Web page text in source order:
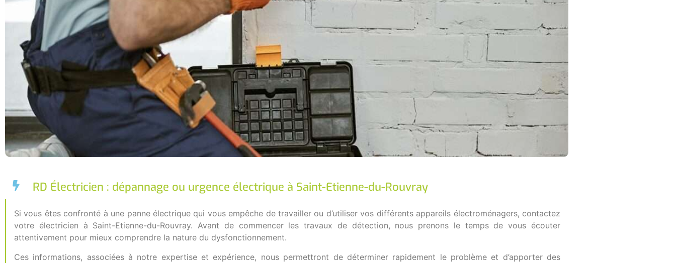
RD Électricien : dépannage ou urgence électrique à Saint-Etienne-du-Rouvray
Si vous êtes confronté à une panne électrique qui vous empêche de travailler ou d’utiliser vos différents appareils électroménagers, contactez
votre électricien à Saint-Etienne-du-Rouvray. Avant de commencer les travaux de détection, nous prenons le temps de vous écouter
attentivement pour mieux comprendre la nature du dysfonctionnement.
Ces informations, associées à notre expertise et expérience, nous permettront de déterminer rapidement le problème et d’apporter des